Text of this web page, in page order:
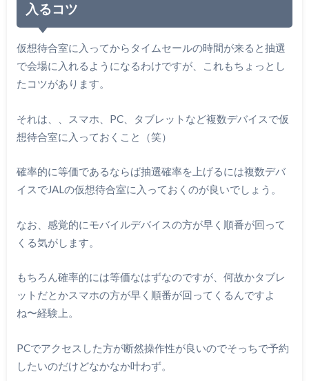
入るコツ
仮想待合室に入ってからタイムセールの時間が来ると抽選
で会場に入れるようになるわけですが、これもちょっとし
たコツがあります。
それは、、スマホ、PC、タブレットなど複数デバイスで仮
想待合室に入っておくこと（笑）
確率的に等価であるならば抽選確率を上げるには複数デバ
イスでJALの仮想待合室に入っておくのが良いでしょう。
なお、感覚的にモバイルデバイスの方が早く順番が回って
くる気がします。
もちろん確率的には等価なはずなのですが、何故かタブレ
ットだとかスマホの方が早く順番が回ってくるんですよ
ね〜経験上。
PCでアクセスした方が断然操作性が良いのでそっちで予約
したいのだけどなかなか叶わず。